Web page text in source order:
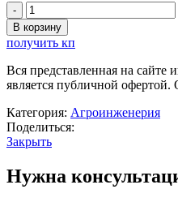
Количество
товара
Агро-
биоинженерный
компьютеризированный
многоярусный
комплекс
БАЗА
АГРОХИМИЯ
В корзину
получить кп
Вся представленная на сайте
является публичной
Категория: Агроинженерия
Поделиться:
Закрыть
Нужна